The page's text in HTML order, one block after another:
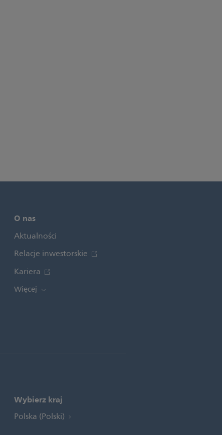
O nas
Aktualności
Relacje inwestorskie
Kariera
Więcej
Wybierz kraj
Polska (Polski)